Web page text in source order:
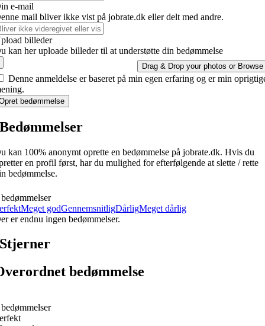
e-mail
mail bliver ikke vist på jobrate.dk eller delt med andre.
billeder
kan her uploade billeder til at understøtte din bedømmelse
Drag & Drop your photos or Browse
Denne anmeldelse er baseret på min egen erfaring og er min
bedømmelse
Bedømmelser
kan 100% anonymt oprette en bedømmelse på jobrate.dk. Hvis du
en profil først, har du mulighed for efterfølgende at slette / rette
bedømmelse.
Meget godGennemsnitligDårligMeget dårlig
er endnu ingen bedømmelser.
Stjerner
bedømmelse